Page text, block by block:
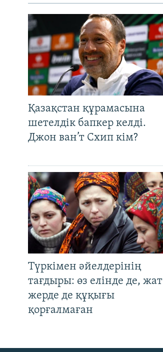
Қазақстан құрамасына
шетелдік бапкер келді.
Джон ван’т Схип кім?
Түркімен әйелдерінің
тағдыры: өз елінде де, жат
жерде де құқығы
қорғалмаған